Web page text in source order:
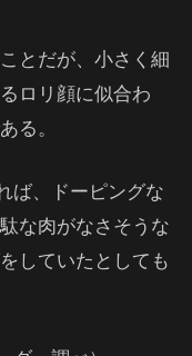
とだが、小さく細
ロリ顔に似合わ
る。
ば、ドーピングな
な肉がなさそうな
していたとしても